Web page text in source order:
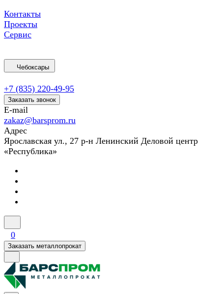
Контакты
Проекты
Сервис
Чебоксары
+7 (835) 220-49-95
Заказать звонок
E-mail
zakaz@barsprom.ru
Адрес
Ярославская ул., 27 р-н Ленинский Деловой центр
«Республика»
0
Заказать металлопрокат